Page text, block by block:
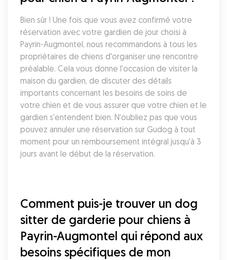
Bien sûr ! Une fois que vous avez confirmé votre
réservation avec votre gardien de jour choisi à
Payrin-Augmontel, nous recommandons à tous les
propriétaires de chiens d'organiser une rencontre
préalable. Cela vous donne l'occasion de visiter la
maison du gardien, de discuter des détails
importants concernant les besoins de soins de
votre chien et de vous assurer que votre chien et le
gardien s'entendent bien. N'oubliez pas que vous
pouvez annuler une réservation sur Gudog à tout
moment pour un remboursement intégral jusqu'à 3
jours avant le début de la réservation.
Comment puis-je trouver un dog
sitter de garderie pour chiens à
Payrin-Augmontel qui répond aux
besoins spécifiques de mon